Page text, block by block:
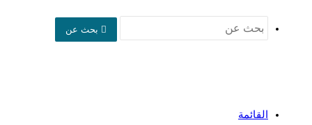
بحث عن
القائمة